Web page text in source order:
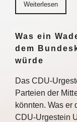
Weiterlesen
Was ein
dem
würde
Das CDU-
Parteien der
könnten. Was er
CDU-Urgestein